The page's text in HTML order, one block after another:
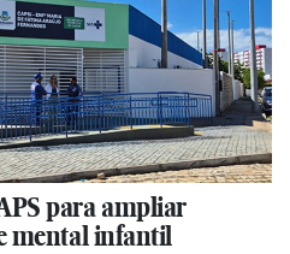
para ampliar
mental infantil